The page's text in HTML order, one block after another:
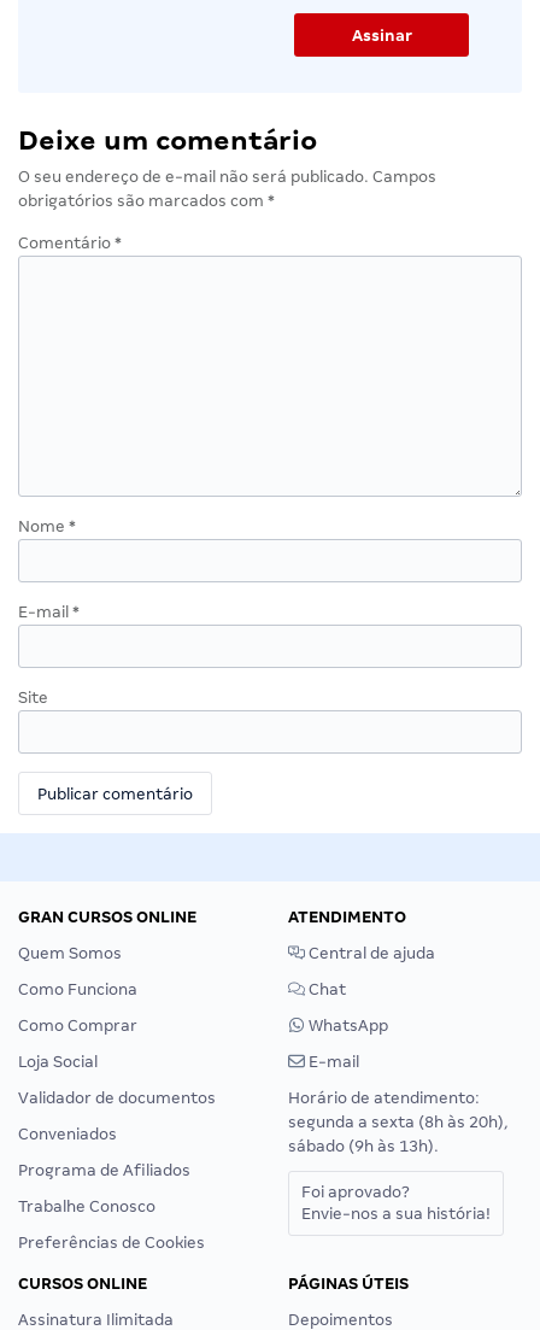
Deixe um comentário
O seu endereço de e-mail não será publicado. Campos
obrigatórios são marcados com *
Comentário *
Nome *
E-mail *
Site
GRAN CURSOS ONLINE
Quem Somos
Como Funciona
Como Comprar
Loja Social
Validador de documentos
Conveniados
Programa de Afiliados
Trabalhe Conosco
Preferências de Cookies
ATENDIMENTO
Central de ajuda
Chat
WhatsApp
E-mail
Horário de atendimento:
segunda a sexta (8h às 20h),
sábado (9h às 13h).
Foi aprovado?
Envie-nos a sua história!
CURSOS ONLINE
Assinatura Ilimitada
PÁGINAS ÚTEIS
Depoimentos